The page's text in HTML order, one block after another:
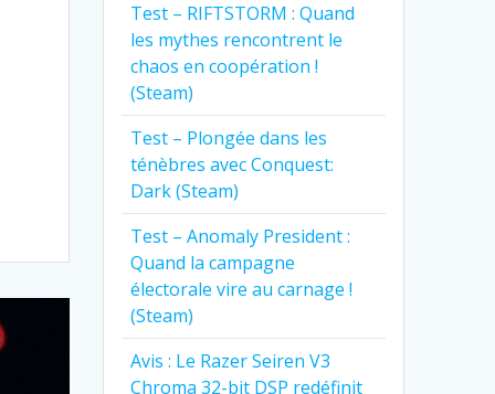
Test – RIFTSTORM : Quand
les mythes rencontrent le
chaos en coopération !
(Steam)
Test – Plongée dans les
ténèbres avec Conquest:
Dark (Steam)
Test – Anomaly President :
Quand la campagne
électorale vire au carnage !
(Steam)
Avis : Le Razer Seiren V3
Chroma 32-bit DSP redéfinit